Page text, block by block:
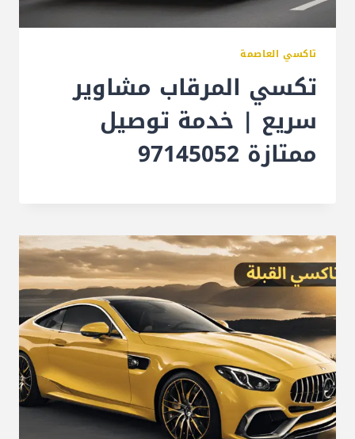
تاكسي العاصمة
تكسي المرقاب مشاوير
سريع | خدمة توصيل
ممتازة 97145052